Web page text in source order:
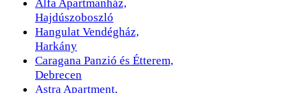
Hajdúszoboszló
Hangulat Vendégház,
Harkány
Caragana Panzió és Étterem,
Debrecen
Astra Apartment,